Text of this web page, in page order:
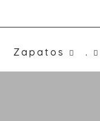
Zapatos .